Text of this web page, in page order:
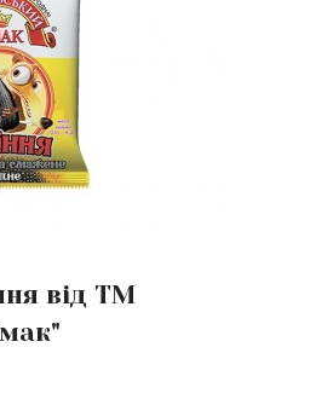
від ТМ